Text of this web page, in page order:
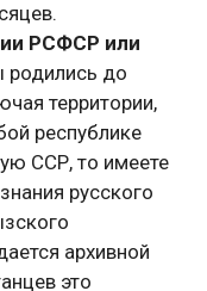
РСФСР или
родились до
территории,
республике
ССР, то имеете
русского
архивной
это